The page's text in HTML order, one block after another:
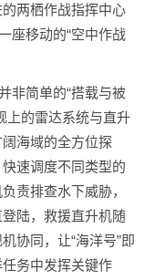
两栖作战指挥中心
座移动的“空中作战
简单的“搭载与被
上的雷达系统与直升
海域的全方位探
速调度不同类型的
责排查水下威胁，
陆，救援直升机随
协同，让“海洋号”即
务中发挥关键作